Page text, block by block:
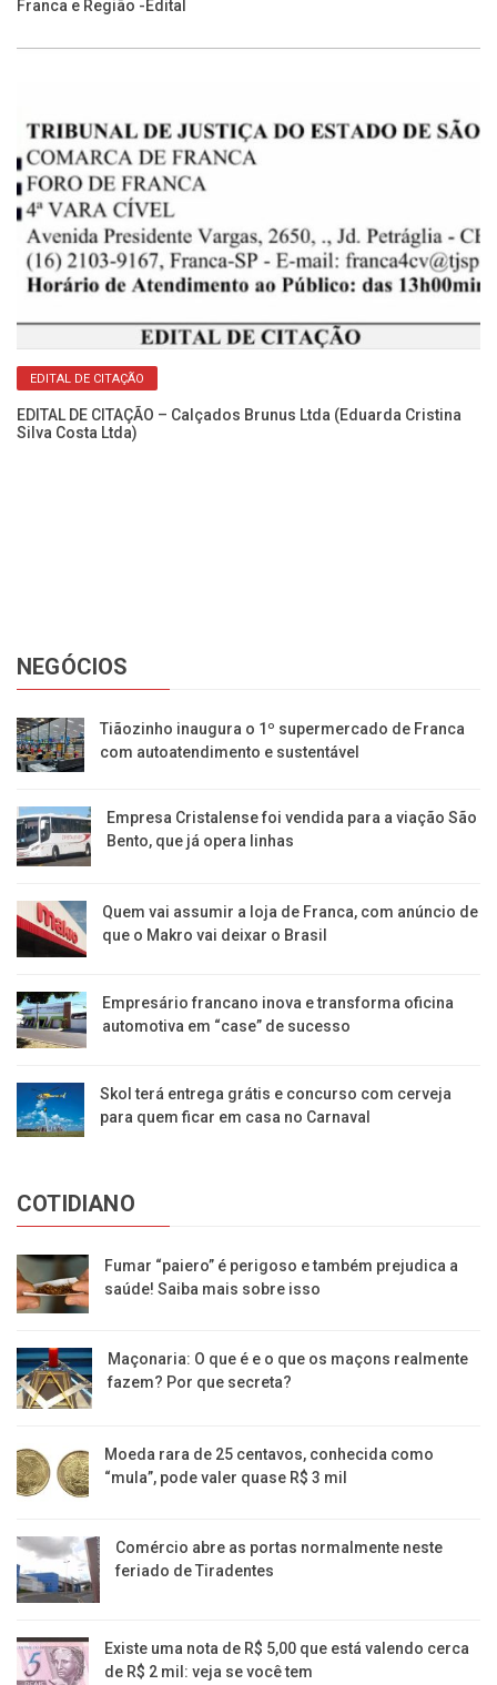
Franca e Região -Edital
EDITAL DE CITAÇÃO
EDITAL DE CITAÇÃO – Calçados Brunus Ltda (Eduarda Cristina
Silva Costa Ltda)
NEGÓCIOS
Tiãozinho inaugura o 1º supermercado de Franca
com autoatendimento e sustentável
Empresa Cristalense foi vendida para a viação São
Bento, que já opera linhas
Quem vai assumir a loja de Franca, com anúncio de
que o Makro vai deixar o Brasil
Empresário francano inova e transforma oficina
automotiva em “case” de sucesso
Skol terá entrega grátis e concurso com cerveja
para quem ficar em casa no Carnaval
COTIDIANO
Fumar “paiero” é perigoso e também prejudica a
saúde! Saiba mais sobre isso
Maçonaria: O que é e o que os maçons realmente
fazem? Por que secreta?
Moeda rara de 25 centavos, conhecida como
“mula”, pode valer quase R$ 3 mil
Comércio abre as portas normalmente neste
feriado de Tiradentes
Existe uma nota de R$ 5,00 que está valendo cerca
de R$ 2 mil: veja se você tem